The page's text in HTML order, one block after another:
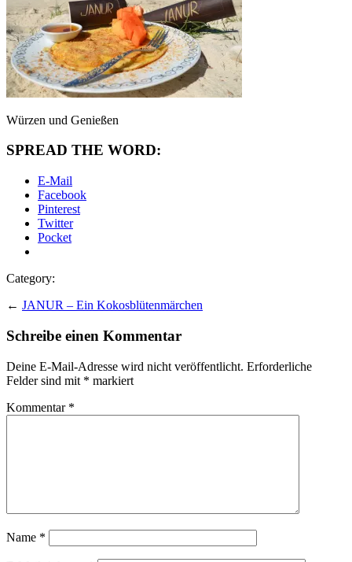
Würzen und Genießen
SPREAD THE WORD:
E-Mail
Facebook
Pinterest
Twitter
Pocket
Category:
← JANUR – Ein Kokosblütenmärchen
Schreibe einen Kommentar
Deine E-Mail-Adresse wird nicht veröffentlicht. Erforderliche
Felder sind mit * markiert
Kommentar *
Name *